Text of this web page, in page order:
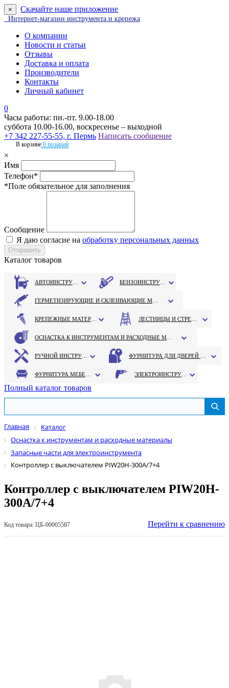
× Скачайте наше приложение
Интернет-магазин инструмента и крепежа
О компании
Новости и статьи
Отзывы
Доставка и оплата
Производители
Контакты
Личный кабинет
0
Часы работы: пн.-пт. 9.00-18.00
суббота 10.00-16.00, воскресенье – выходной
+7 342 227-55-55, г. Пермь Написать сообщение
В корзине 0 позиций
×
Имя
Телефон*
*Поле обязательное для заполнения
Сообщение
Я даю согласие на обработку персональных данных
Каталог товаров
Полный каталог товаров
Главная
Каталог
Оснастка к инструментам и расходные материалы
Запасные части для электроинструмента
Контроллер с выключателем PIW20H-300A/7+4
Контроллер с выключателем PIW20H-
300A/7+4
Код товара: ЦБ-00005587 Перейти к сравнению